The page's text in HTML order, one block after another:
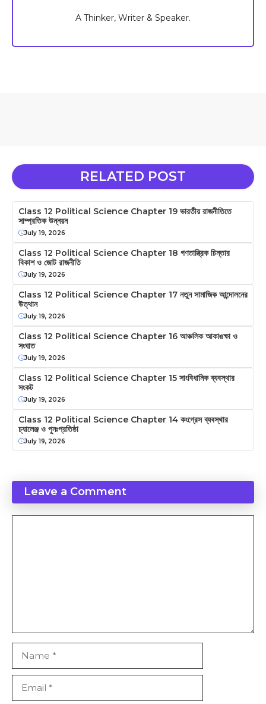
A Thinker, Writer & Speaker.
RELATED POST
Class 12 Political Science Chapter 19 ভারতীয় রাজনীতিতে
সাম্প্রতিক উন্নয়ন
July 19, 2026
Class 12 Political Science Chapter 18 গণতান্ত্রিক চিন্তার
বিকাশ ও জোট রাজনীতি
July 19, 2026
Class 12 Political Science Chapter 17 নতুন সামাজিক আন্দোলনের
উত্থান
July 19, 2026
Class 12 Political Science Chapter 16 আঞ্চলিক আকাঙক্ষা ও
সংঘাত
July 19, 2026
Class 12 Political Science Chapter 15 সাংবিধানিক ব্যবস্থার
সংকট
July 19, 2026
Class 12 Political Science Chapter 14 কংগ্রেস ব্যবস্থার
চ্যালেঞ্জ ও পুনঃপ্রতিষ্ঠা
July 19, 2026
Leave a Comment